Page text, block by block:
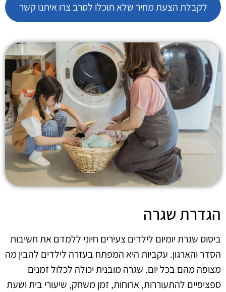
לקבלת הצעת מחיר שלא תוכלו לסרב צרו איתנו קשר
הגדרת שגרה
ביסוס שגרת יומיום לילדים צעירים חיוני ללמדם את חשיבות
הסדר והארגון. עקביות היא המפתח בעזרה לילדים להבין מה
מצופה מהם בכל יום. שגרה מובנית יכולה לכלול זמנים
ספציפיים להתעוררות, ארוחות, זמן משחק, שיעורי בית ושעת